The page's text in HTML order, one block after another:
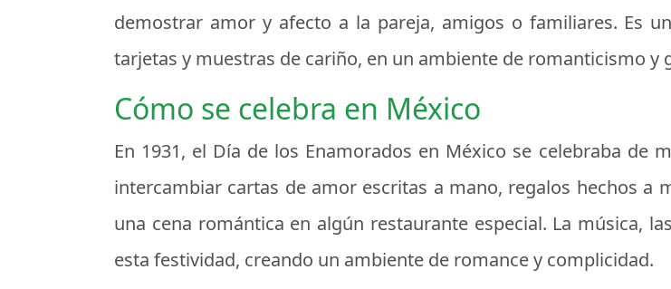
demostrar amor y afecto a la pareja, amigos o familiares. Es
tarjetas y muestras de cariño, en un ambiente de romanticismo y
Cómo se celebra en México
En 1931, el Día de los Enamorados en México se celebraba de
intercambiar cartas de amor escritas a mano, regalos hechos a
una cena romántica en algún restaurante especial. La música,
esta festividad, creando un ambiente de romance y complicidad.